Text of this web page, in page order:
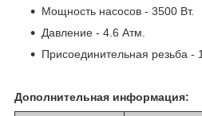
Мощность насосов - 3500 Вт.
Давление - 4.6 Атм.
Присоединительная резьба -
Дополнительная информация: